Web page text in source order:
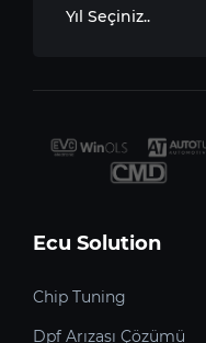
Yıl Seçiniz..
Ecu Solution
Chip Tuning
Dpf Arızası Çözümü